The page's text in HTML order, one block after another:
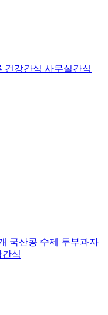
건강간식 사무실간식
국산콩 수제 두부과자
간식